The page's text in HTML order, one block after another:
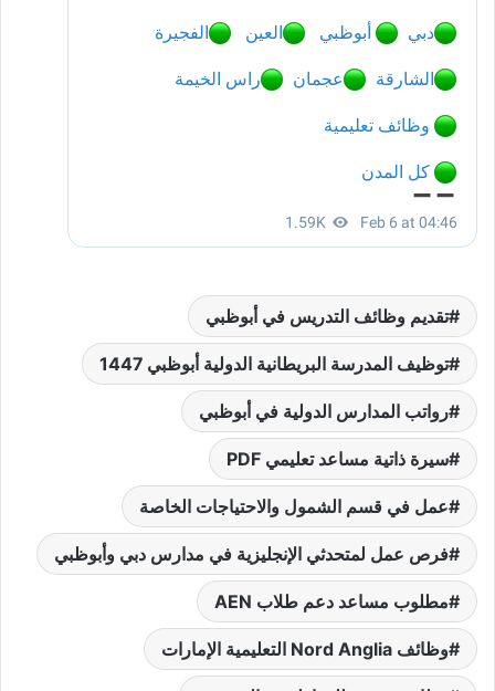
تقديم وظائف التدريس في أبوظبي
توظيف المدرسة البريطانية الدولية أبوظبي 1447
رواتب المدارس الدولية في أبوظبي
سيرة ذاتية مساعد تعليمي PDF
عمل في قسم الشمول والاحتياجات الخاصة
فرص عمل لمتحدثي الإنجليزية في مدارس دبي وأبوظبي
مطلوب مساعد دعم طلاب AEN
وظائف Nord Anglia التعليمية الإمارات